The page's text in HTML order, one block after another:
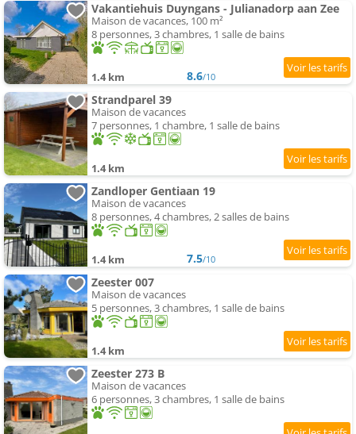
Vakantiehuis Duyngans - Julianadorp aan Zee
Maison de vacances, 100 m²
8 personnes, 3 chambres, 1 salle de bains
1.4 km 8.6/10
Strandparel 39
Maison de vacances
7 personnes, 1 chambre, 1 salle de bains
1.4 km
Zandloper Gentiaan 19
Maison de vacances
8 personnes, 4 chambres, 2 salles de bains
1.4 km 7.5/10
Zeester 007
Maison de vacances
5 personnes, 3 chambres, 1 salle de bains
1.4 km
Zeester 273 B
Maison de vacances
6 personnes, 3 chambres, 1 salle de bains